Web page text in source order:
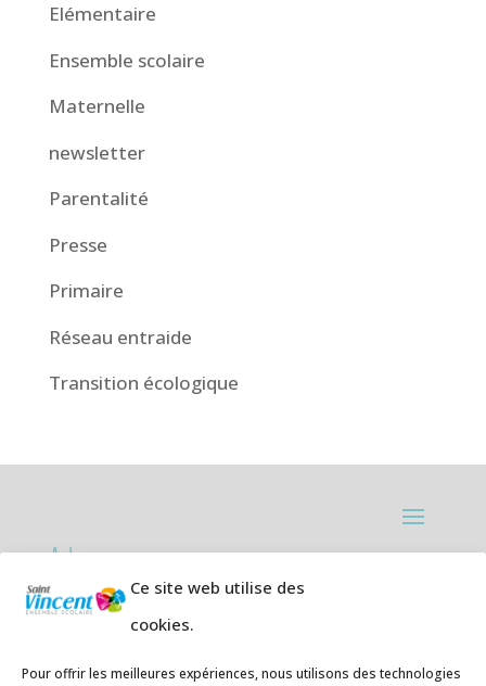
Ce site web utilise des
cookies.
Pour offrir les meilleures expériences, nous utilisons des technologies
Elémentaire
Ensemble scolaire
Maternelle
newsletter
Parentalité
Presse
Primaire
Réseau entraide
Transition écologique
Adresses:
Ecole primaire de la Plage,
Téléphone05 59 20 67 28